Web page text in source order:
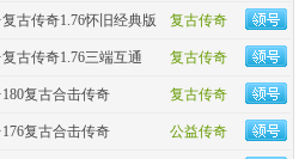
复古传奇
·复古传奇1.76怀旧经典版
复古传奇
·复古传奇1.76三端互通
复古传奇
·180复古合击传奇
公益传奇
·176复古合击传奇